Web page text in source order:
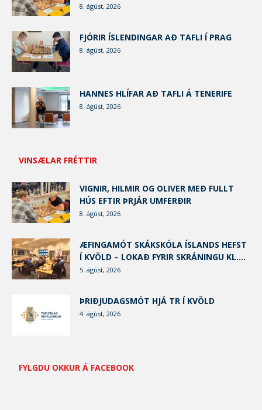
8. ágúst, 2026
FJÓRIR ÍSLENDINGAR AÐ TAFLI Í PRAG
8. ágúst, 2026
HANNES HLÍFAR AÐ TAFLI Á TENERIFE
8. ágúst, 2026
VINSÆLAR FRÉTTIR
VIGNIR, HILMIR OG OLIVER MEÐ FULLT
HÚS EFTIR ÞRJÁR UMFERÐIR
8. ágúst, 2026
ÆFINGAMÓT SKÁKSKÓLA ÍSLANDS HEFST
Í KVÖLD – LOKAÐ FYRIR SKRÁNINGU KL....
5. ágúst, 2026
ÞRIÐJUDAGSMÓT HJÁ TR Í KVÖLD
4. ágúst, 2026
FYLGDU OKKUR Á FACEBOOK